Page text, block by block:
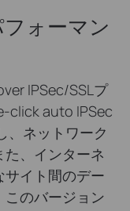
ォーマン
IPSec/SSLプ
click auto IPSec
、ネットワーク
、インターネ
サイト間のデー
このバージョン